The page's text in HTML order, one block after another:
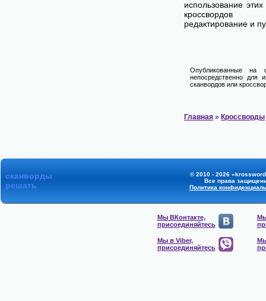
использование
редактирование и
Опубликованные на
непосредственно для
сканвордов или
Главная » Кроссворды
сканворды
решать
© 2010 - 2026
Все права
Политика
Мы ВКонтакте,
присоединяйтесь
Мы в Viber,
присоединяйтесь